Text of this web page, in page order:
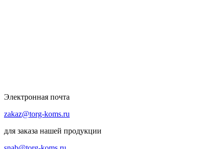
Электронная почта
zakaz@torg-koms.ru
для заказа нашей продукции